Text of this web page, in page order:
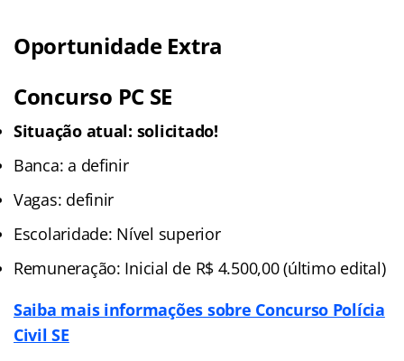
Oportunidade Extra
Concurso PC SE
Situação atual: solicitado!
Banca: a definir
Vagas: definir
Escolaridade: Nível superior
Remuneração: Inicial de R$ 4.500,00 (último edital)
Saiba mais informações sobre Concurso Polícia
Civil SE